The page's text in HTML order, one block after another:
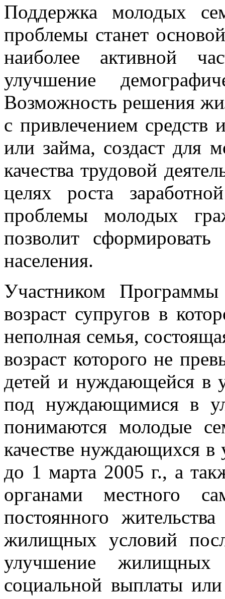
Поддержка молодых
проблемы станет
наиболее активной
улучшение
Возможность решения
с привлечением средств
или займа, создаст для
качества трудовой
целях роста
проблемы молодых
позволит
населения.
Участником
возраст супругов в
неполная семья,
возраст которого не
детей и нуждающейся в
под нуждающимися в
понимаются молодые
качестве нуждающихся
до 1 марта 2005 г., а
органами местного
постоянного
жилищных условий
улучшение жилищных
социальной выплаты